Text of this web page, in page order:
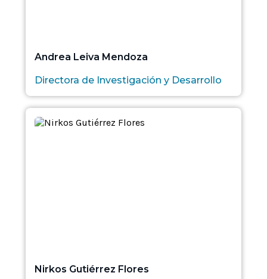
Andrea Leiva Mendoza
Directora de Investigación y Desarrollo
Nirkos Gutiérrez Flores